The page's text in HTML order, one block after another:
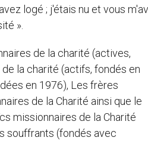
logé ; j'étais nu et vous
».
de la charité (actives,
la charité (actifs, fondés en
en 1976), Les frères
de la Charité ainsi que le
missionnaires de la Charité
souffrants (fondés avec